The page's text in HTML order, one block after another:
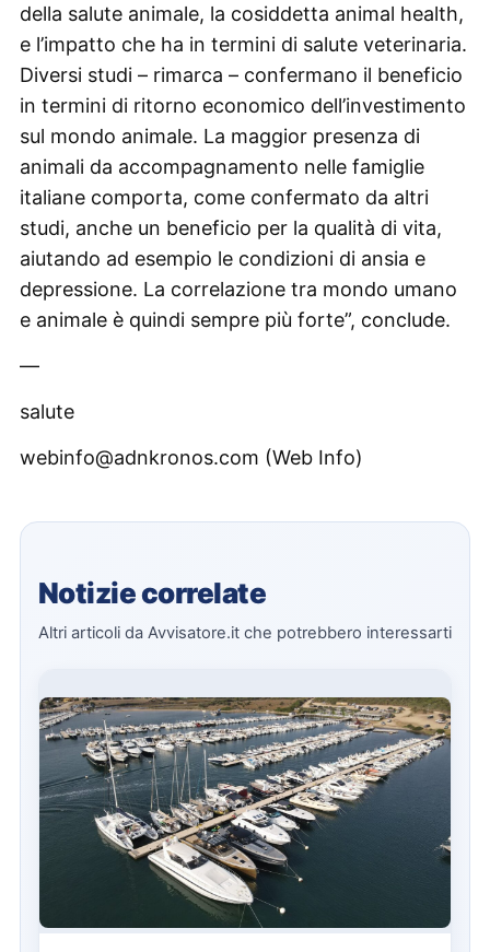
della salute animale, la cosiddetta animal health,
e l’impatto che ha in termini di salute veterinaria.
Diversi studi – rimarca – confermano il beneficio
in termini di ritorno economico dell’investimento
sul mondo animale. La maggior presenza di
animali da accompagnamento nelle famiglie
italiane comporta, come confermato da altri
studi, anche un beneficio per la qualità di vita,
aiutando ad esempio le condizioni di ansia e
depressione. La correlazione tra mondo umano
e animale è quindi sempre più forte”, conclude.
—
salute
webinfo@adnkronos.com (Web Info)
Notizie correlate
Altri articoli da Avvisatore.it che potrebbero interessarti